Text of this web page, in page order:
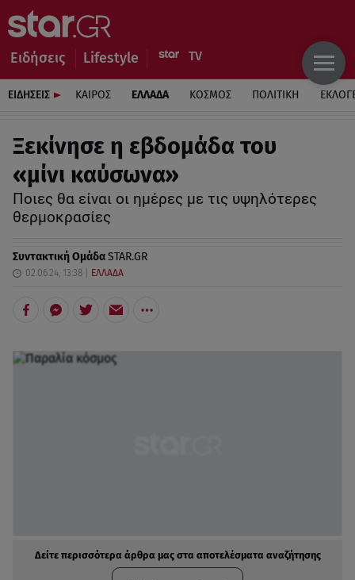
Ειδήσεις Lifestyle
ΕΙΔΗΣΕΙΣ ΚΑΙΡΟΣ ΕΛΛΑΔΑ ΚΟΣΜΟΣ ΠΟΛΙΤΙΚΗ
Ξεκίνησε η εβδομάδα του
«μίνι καύσωνα»
Ποιες θα είναι οι ημέρες με τις υψηλότερες
θερμοκρασίες
Συντακτική ΟμάδαSTAR.GR
02.06.24, 13:38 ΕΛΛΑΔΑ
Δείτε περισσότερα άρθρα μας στα αποτελέσματα αναζήτησης